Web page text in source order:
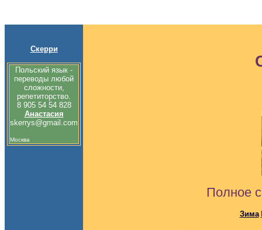
Скерри
Польский язык -
переводы любой
сложности,
репетиторство.
8 905 54 54 828
Анастасия
skerrys@gmail.com
Москва
Полное
Зима